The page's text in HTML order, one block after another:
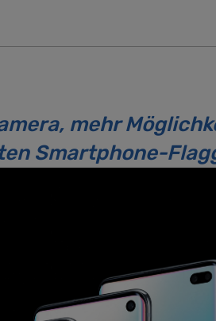
mehr
Smartphone-